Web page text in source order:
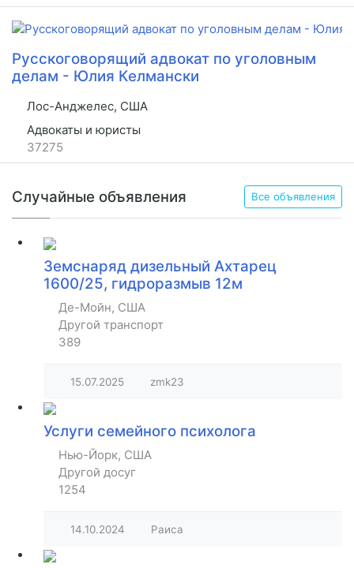
Русскоговорящий адвокат по уголовным
делам - Юлия Келмански
Лос-Анджелес, США
Адвокаты и юристы
37275
Случайные объявления Все объявления
Земснаряд дизельный Ахтарец
1600/25, гидроразмыв 12м
Де-Мойн, США
Другой транспорт
389
15.07.2025 zmk23
Услуги семейного психолога
Нью-Йорк, США
Другой досуг
1254
14.10.2024 Раиса